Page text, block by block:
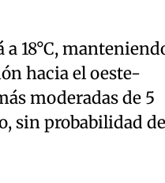
18°C,
hacia el oeste-
moderadas de 5
sin probabilidad de